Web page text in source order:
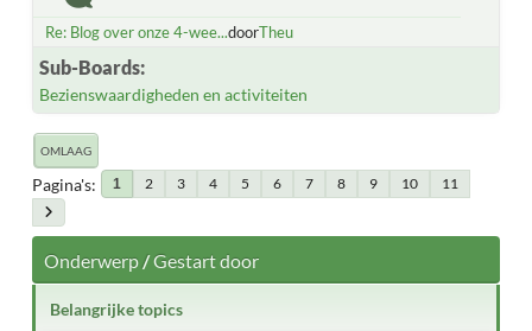
Re: Blog over onze 4-wee...doorTheu
Sub-Boards
Bezienswaardigheden en activiteiten
OMLAAG
Pagina's 1 2 3 4 5 6 7 8 9 10 11
Onderwerp/Gestart door
Belangrijke topics